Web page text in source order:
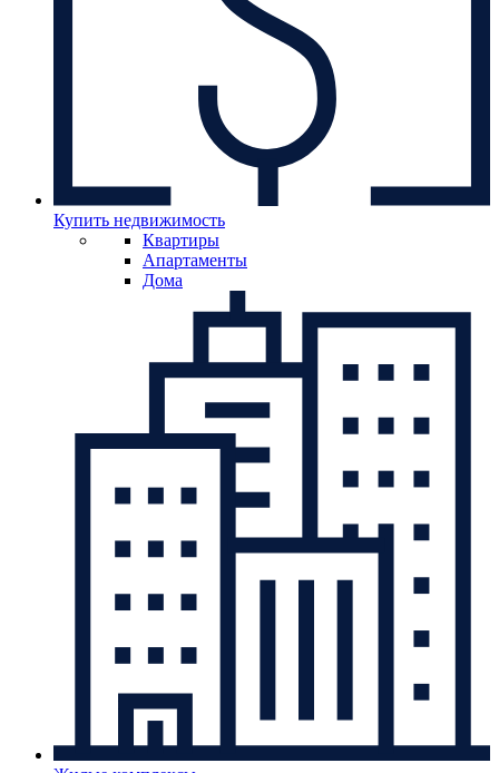
Купить недвижимость
Квартиры
Апартаменты
Дома